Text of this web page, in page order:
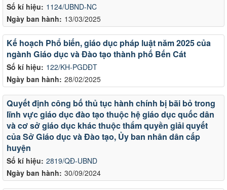
Số kí hiệu: 1124/UBND-NC
Ngày ban hành: 13/03/2025
Số kí hiệu: 122/KH-PGDĐT
Ngày ban hành: 28/02/2025
Kế hoạch Phổ biến, giáo dục pháp luật năm 2025 của
ngành Giáo dục và Đào tạo thành phố Bến Cát
Số kí hiệu: 2819/QĐ-UBND
Ngày ban hành: 30/09/2024
Quyết định công bố thủ tục hành chính bị bãi bỏ trong
lĩnh vực giáo dục đào tạo thuộc hệ giáo dục quốc dân
và cơ sở giáo dục khác thuộc thẩm quyền giải quyết
của Sở Giáo dục và Đào tạo, Ủy ban nhân dân cấp
huyện